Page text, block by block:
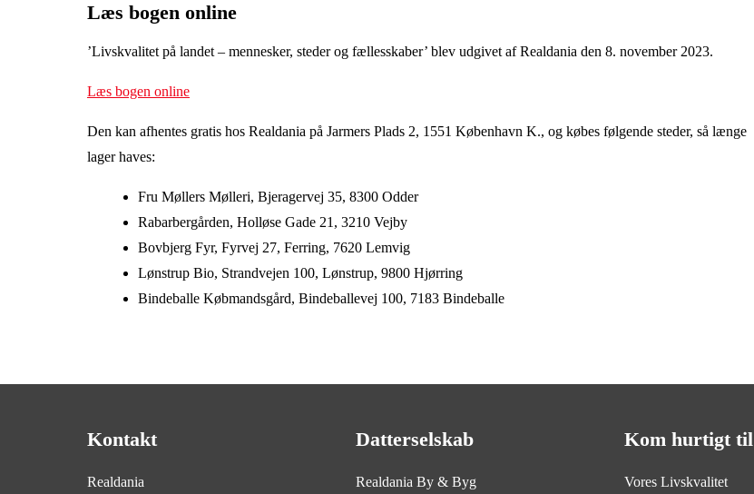
Læs bogen online
’Livskvalitet på landet – mennesker, steder og fællesskaber’ blev udgivet af Realdania den 8. november 2023.
Læs bogen online
Den kan afhentes gratis hos Realdania på Jarmers Plads 2, 1551 København K., og købes følgende steder, så længe
lager haves:
Fru Møllers Mølleri, Bjeragervej 35, 8300 Odder
Rabarbergården, Holløse Gade 21, 3210 Vejby
Bovbjerg Fyr, Fyrvej 27, Ferring, 7620 Lemvig
Lønstrup Bio, Strandvejen 100, Lønstrup, 9800 Hjørring
Bindeballe Købmandsgård, Bindeballevej 100, 7183 Bindeballe
Kontakt
Realdania
Datterselskab
Realdania By & Byg
Kom hurtigt til
Vores Livskvalitet